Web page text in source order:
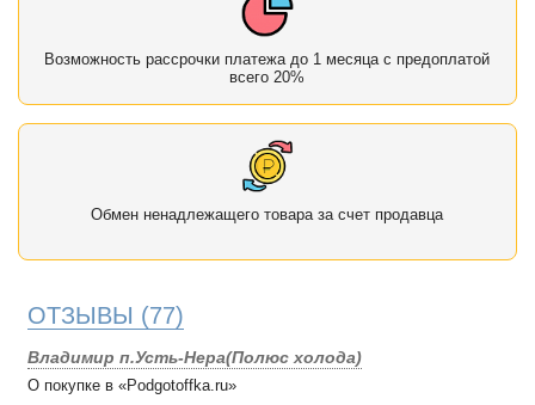
Возможность рассрочки платежа до 1 месяца с предоплатой
всего 20%
Обмен ненадлежащего товара за счет продавца
ОТЗЫВЫ (77)
Владимир п.Усть-Нера(Полюс холода)
О покупке в «Podgotoffka.ru»